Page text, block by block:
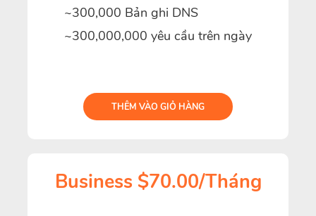
~300,000 Bản ghi DNS
~300,000,000 yêu cầu trên ngày
THÊM VÀO GIỎ HÀNG
Business $70.00/Tháng